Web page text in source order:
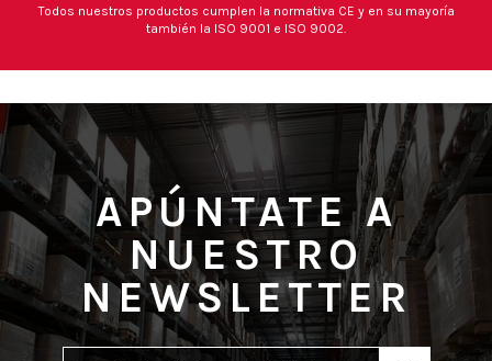
Todos nuestros productos cumplen la normativa CE y en su mayoría
también la ISO 9001 e ISO 9002.
APÚNTATE A
NUESTRO
NEWSLETTER